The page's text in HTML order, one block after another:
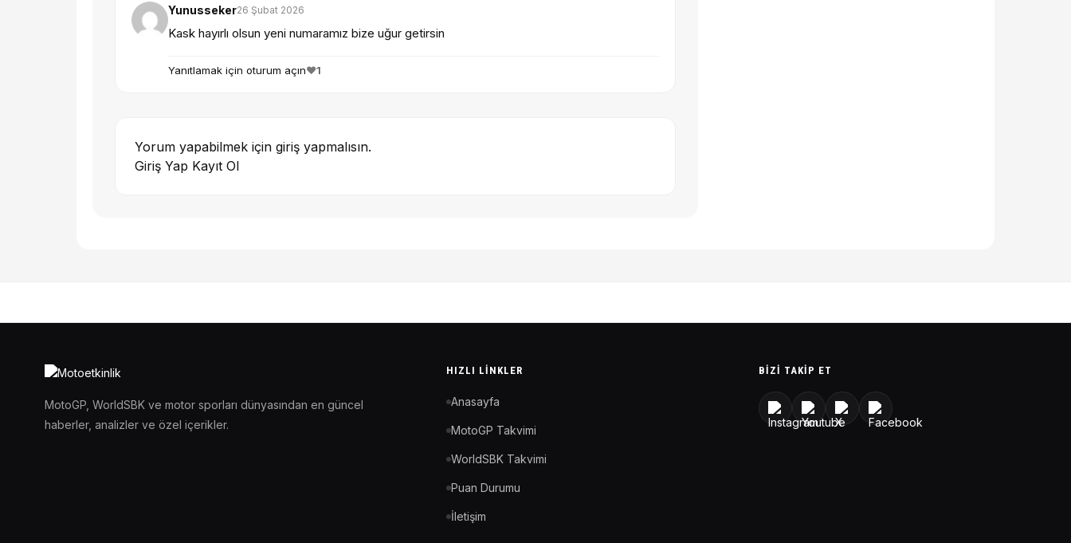
Yunusseker26 Şubat 2026
Kask hayırlı olsun yeni numaramız bize uğur getirsin
Yanıtlamak için oturum açın❤️1
Yorum yapabilmek için giriş yapmalısın.
Giriş Yap Kayıt Ol
MotoGP, WorldSBK ve motor sporları dünyasından en güncel
haberler, analizler ve özel içerikler.
HIZLI LINKLER
Anasayfa
MotoGP Takvimi
WorldSBK Takvimi
Puan Durumu
İletişim
BIZI TAKIP ET